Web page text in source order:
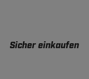
Sicher einkaufen